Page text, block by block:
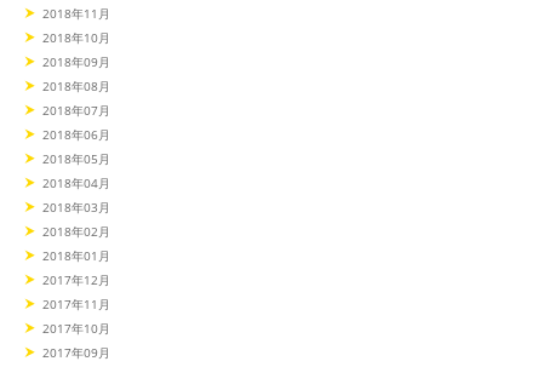
2018年11月
2018年10月
2018年09月
2018年08月
2018年07月
2018年06月
2018年05月
2018年04月
2018年03月
2018年02月
2018年01月
2017年12月
2017年11月
2017年10月
2017年09月